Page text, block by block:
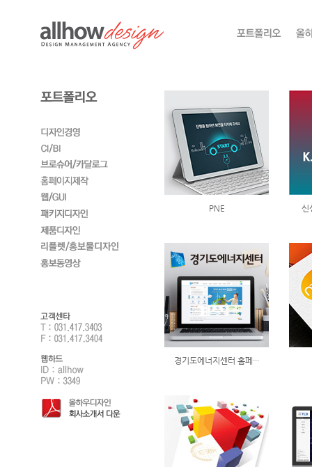
PNE 신
경기도에너지센터 홈페···